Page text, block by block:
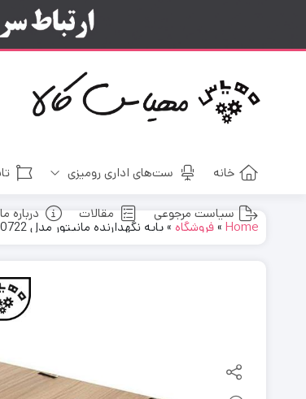
خانه ست‌های اداری رومیزی
سیاست مرجوعی مقالات درباره ما
Home
»فروشگاه »پایه نگهدارنده مانیتور مدل 10722